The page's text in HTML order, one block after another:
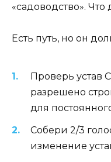
«садоводство». Что
Есть путь, но он
Проверь устав
разрешено
для
Собери 2/3
изменение